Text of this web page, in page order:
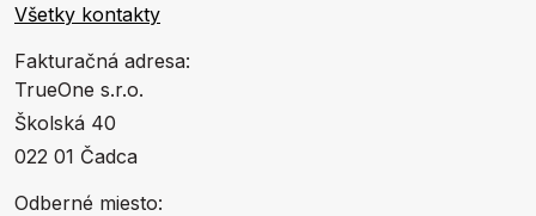
Všetky kontakty
Fakturačná adresa:
TrueOne s.r.o.
Školská 40
022 01 Čadca
Odberné miesto: